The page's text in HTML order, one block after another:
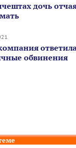
дочь
обвинения